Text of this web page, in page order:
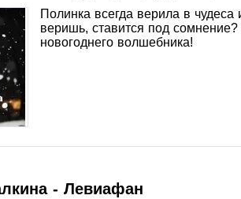
Полинка всегда верила в
веришь, ставится под
новогоднего волшебника!
- Левиафан